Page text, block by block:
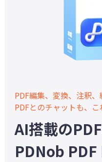
PDF編集、変換、注釈
PDFとのチャットも、こ
AI搭載の
PDNob